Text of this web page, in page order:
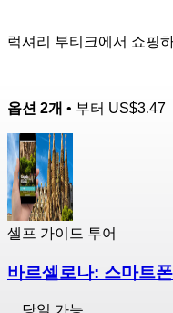
럭셔리 부티크에서 쇼핑
옵션 2개 • 부터 US$3.47
셀프 가이드 투어
바르셀로나: 스마트